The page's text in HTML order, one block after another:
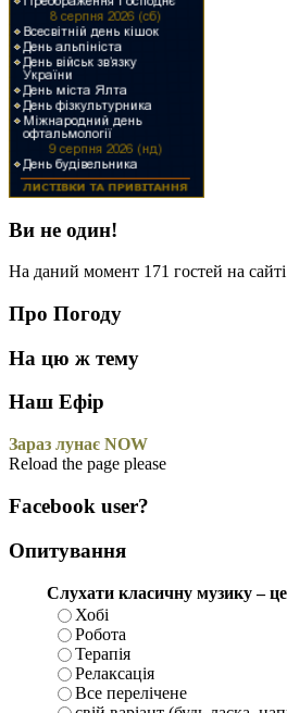
Ви не один!
На даний момент 171 гостей на сайті
Про Погоду
На цю ж тему
Наш Ефір
Зараз лунає NOW
Reload the page please
Facebook user?
Опитування
Слухати класичну музику –
Хобі
Робота
Терапія
Релаксація
Все перелічене